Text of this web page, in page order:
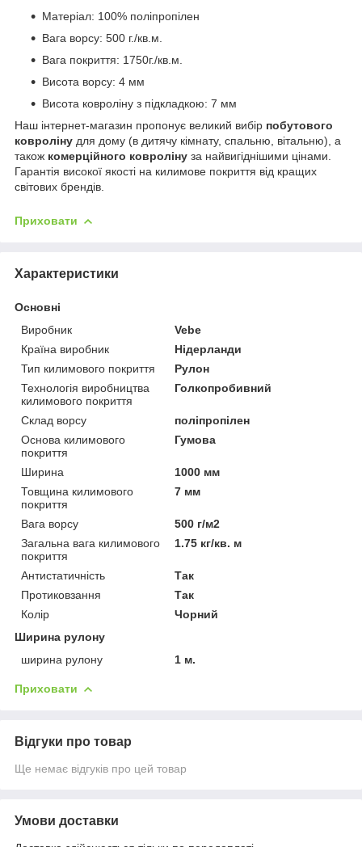
Матеріал: 100% поліпропілен
Вага ворсу: 500 г./кв.м.
Вага покриття: 1750г./кв.м.
Висота ворсу: 4 мм
Висота ковроліну з підкладкою: 7 мм
Наш інтернет-магазин пропонує великий вибір побутового
ковроліну для дому (в дитячу кімнату, спальню, вітальню), а
також комерційного ковроліну за найвигіднішими цінами.
Гарантія високої якості на килимове покриття від кращих
світових брендів.
Приховати
Характеристики
Основні
Виробник
Vebe
Країна виробник
Нідерланди
Тип килимового покриття
Рулон
Технологія виробництва
килимового покриття
Голкопробивний
Склад ворсу
поліпропілен
Основа килимового
покриття
Гумова
Ширина
1000 мм
Товщина килимового
покриття
7 мм
Вага ворсу
500 г/м2
Загальна вага килимового
покриття
1.75 кг/кв. м
Антистатичність
Так
Протиковзання
Так
Колір
Чорний
Ширина рулону
ширина рулону
1 м.
Приховати
Відгуки про товар
Ще немає відгуків про цей товар
Умови доставки